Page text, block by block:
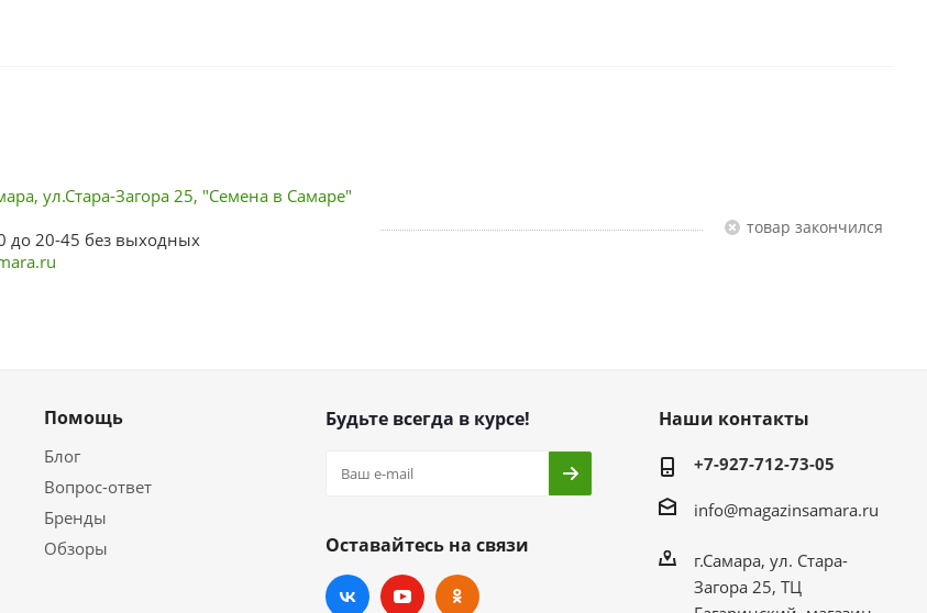
ул.Стара-Загора 25, "Семена в Самаре"
до 20-45 без выходных
Товар закончился
Помощь
Блог
Вопрос-ответ
Бренды
Обзоры
Будьте всегда в курсе!
Оставайтесь на связи
Наши контакты
+7-927-712-73-05
info@magazinsamara.ru
г.Самара, ул. Стара-
Загора 25, ТЦ